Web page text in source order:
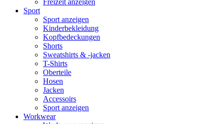
Freizeit anzeigen
Sport
Sport anzeigen
Kinderbekleidung
Kopfbedeckungen
Shorts
Sweatshirts & -jacken
T-Shirts
Oberteile
Hosen
Jacken
Accessoirs
Sport anzeigen
Workwear